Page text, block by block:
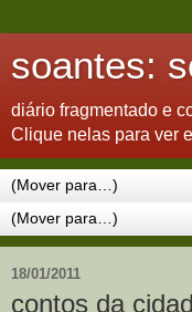
soantes:
diário fragmentado e
Clique nelas para ver
18/01/2011
contos da